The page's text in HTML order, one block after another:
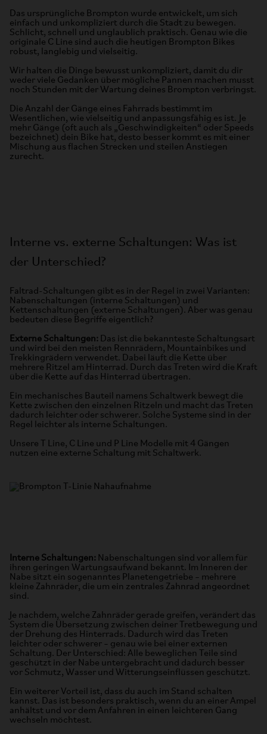
Das ursprüngliche Brompton wurde entwickelt, um sich
einfach und unkompliziert durch die Stadt zu bewegen.
Schlicht, schnell und unglaublich praktisch. Genau wie die
originale C Line sind auch die heutigen Brompton Bikes
robust, langlebig und vielseitig.
Wir halten die Dinge bewusst unkompliziert, damit du dir
weder viele Gedanken über mögliche Pannen machen musst
noch Stunden mit der Wartung deines Brompton verbringst.
Die Anzahl der Gänge eines Fahrrads bestimmt im
Wesentlichen, wie vielseitig und anpassungsfähig es ist. Je
mehr Gänge (oft auch als „Geschwindigkeiten“ oder Speeds
bezeichnet) dein Bike hat, desto besser kommt es mit einer
Mischung aus flachen Strecken und steilen Anstiegen
zurecht.
Interne vs. externe Schaltungen: Was ist
der Unterschied?
Faltrad-Schaltungen gibt es in der Regel in zwei Varianten:
Nabenschaltungen (interne Schaltungen) und
Kettenschaltungen (externe Schaltungen). Aber was genau
bedeuten diese Begriffe eigentlich?
Externe Schaltungen: Das ist die bekannteste Schaltungsart
und wird bei den meisten Rennrädern, Mountainbikes und
Trekkingrädern verwendet. Dabei läuft die Kette über
mehrere Ritzel am Hinterrad. Durch das Treten wird die Kraft
über die Kette auf das Hinterrad übertragen.
Ein mechanisches Bauteil namens Schaltwerk bewegt die
Kette zwischen den einzelnen Ritzeln und macht das Treten
dadurch leichter oder schwerer. Solche Systeme sind in der
Regel leichter als interne Schaltungen.
Unsere T Line, C Line und P Line Modelle mit 4 Gängen
nutzen eine externe Schaltung mit Schaltwerk.
Interne Schaltungen: Nabenschaltungen sind vor allem für
ihren geringen Wartungsaufwand bekannt. Im Inneren der
Nabe sitzt ein sogenanntes Planetengetriebe – mehrere
kleine Zahnräder, die um ein zentrales Zahnrad angeordnet
sind.
Je nachdem, welche Zahnräder gerade greifen, verändert das
System die Übersetzung zwischen deiner Tretbewegung und
der Drehung des Hinterrads. Dadurch wird das Treten
leichter oder schwerer – genau wie bei einer externen
Schaltung. Der Unterschied: Alle beweglichen Teile sind
geschützt in der Nabe untergebracht und dadurch besser
vor Schmutz, Wasser und Witterungseinflüssen geschützt.
Ein weiterer Vorteil ist, dass du auch im Stand schalten
kannst. Das ist besonders praktisch, wenn du an einer Ampel
anhältst und vor dem Anfahren in einen leichteren Gang
wechseln möchtest.